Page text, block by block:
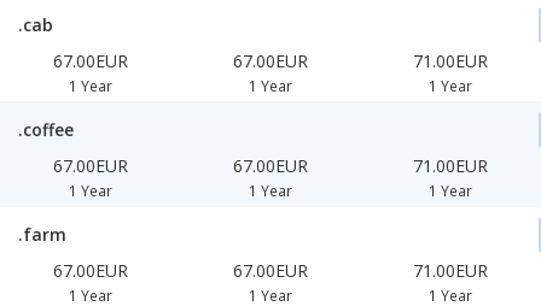
.cab
67.00EUR
1 Year
67.00EUR
1 Year
71.00EUR
1 Year
.coffee
67.00EUR
1 Year
67.00EUR
1 Year
71.00EUR
1 Year
.farm
67.00EUR
1 Year
67.00EUR
1 Year
71.00EUR
1 Year